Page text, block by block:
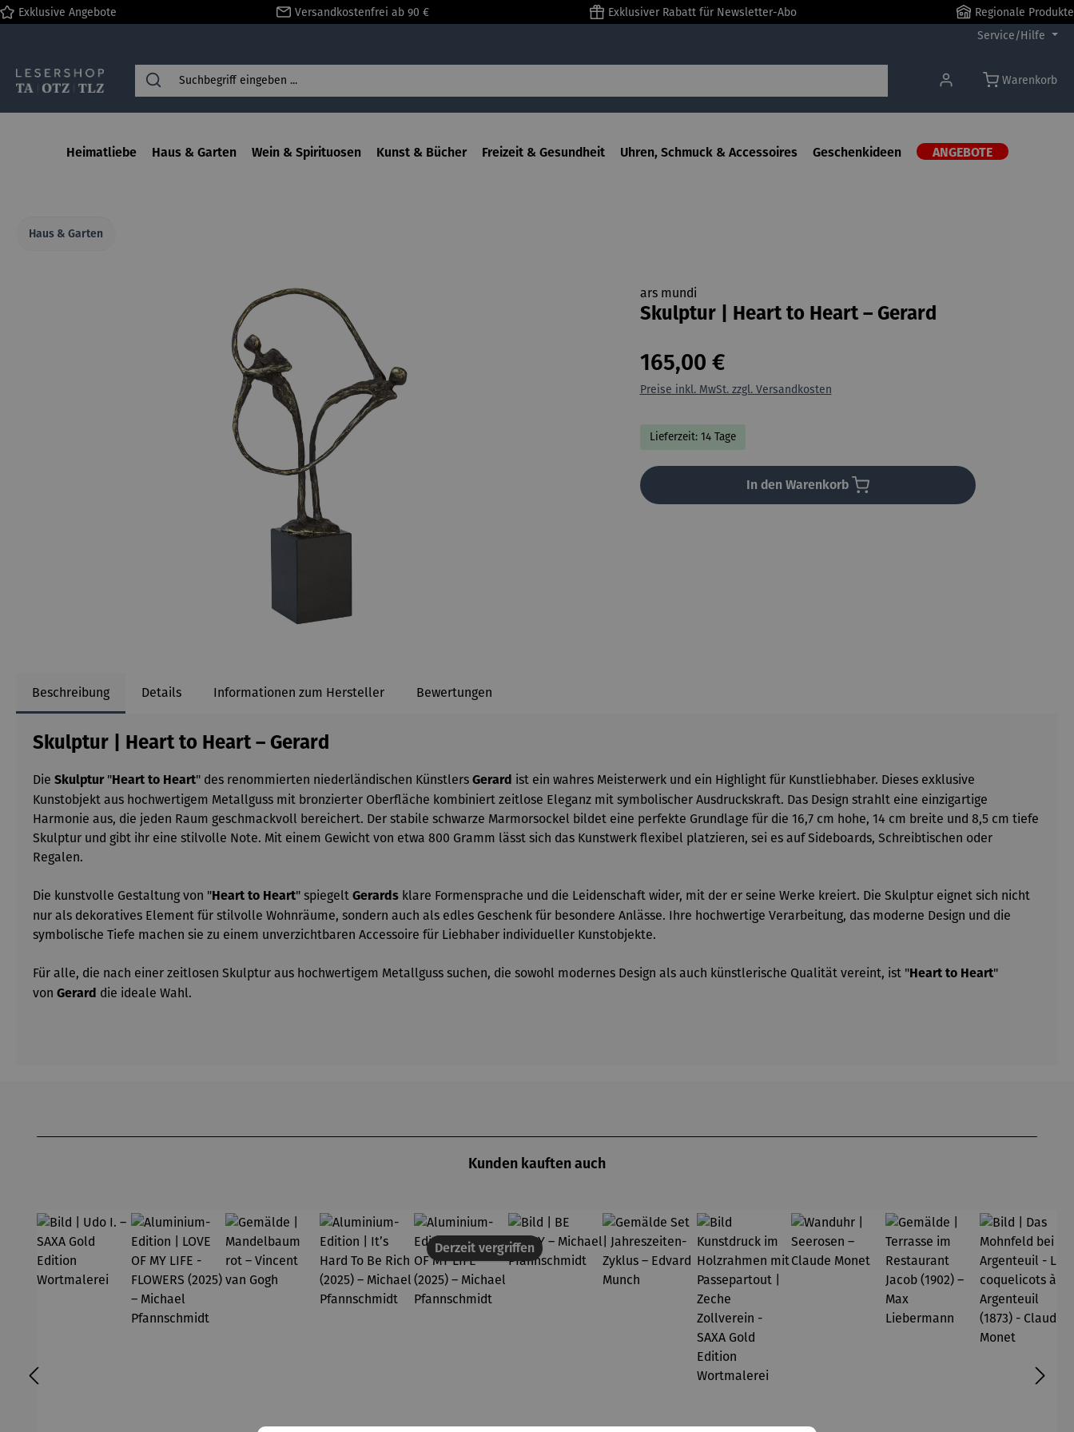
Zur Hauptnavigation springen
Exklusive Angebote Versandkostenfrei ab 90 € Exklusiver Rabatt für Newsletter-Abo
Regionale Produkte
Service/Hilfe
Warenkorb
Heimatliebe Haus & Garten Wein & Spirituosen Kunst & Bücher Freizeit & Gesundheit Uhren, Schmuck & Accessoires Geschenkideen ANGEBOTE
Haus & Garten
ars mundi
Skulptur | Heart to Heart – Gerard
165,00 €
Preise inkl. MwSt. zzgl. Versandkosten
Lieferzeit: 14 Tage
In den Warenkorb
Beschreibung Details Informationen zum Hersteller Bewertungen
Skulptur | Heart to Heart – Gerard
Die Skulptur"Heart to Heart" des renommierten niederländischen Künstlers Gerard ist ein wahres Meisterwerk und ein Highlight für Kunstliebhaber. Dieses exklusive
Kunstobjekt aus hochwertigem Metallguss mit bronzierter Oberfläche kombiniert zeitlose Eleganz mit symbolischer Ausdruckskraft. Das Design strahlt eine einzigartige
Harmonie aus, die jeden Raum geschmackvoll bereichert. Der stabile schwarze Marmorsockel bildet eine perfekte Grundlage für die 16,7 cm hohe, 14 cm breite und 8,5 cm tiefe
Skulptur und gibt ihr eine stilvolle Note. Mit einem Gewicht von etwa 800 Gramm lässt sich das Kunstwerk flexibel platzieren, sei es auf Sideboards, Schreibtischen oder
Regalen.
Die kunstvolle Gestaltung von "Heart to Heart" spiegelt Gerards klare Formensprache und die Leidenschaft wider, mit der er seine Werke kreiert. Die Skulptur eignet sich nicht
nur als dekoratives Element für stilvolle Wohnräume, sondern auch als edles Geschenk für besondere Anlässe. Ihre hochwertige Verarbeitung, das moderne Design und die
symbolische Tiefe machen sie zu einem unverzichtbaren Accessoire für Liebhaber individueller Kunstobjekte.
Für alle, die nach einer zeitlosen Skulptur aus hochwertigem Metallguss suchen, die sowohl modernes Design als auch künstlerische Qualität vereint, ist "Heart to Heart"
von Gerard die ideale Wahl.
Kunden kauften auch
Derzeit vergriffen